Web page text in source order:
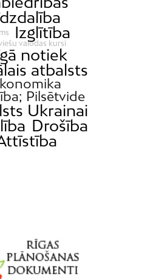
Izglītība
valodas kursi
notiek
atbalsts
Pilsētvide
Ukrainai
Drošība